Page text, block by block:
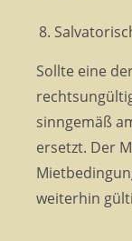
Sollte eine
sinngemäß
ersetzt. Der
weiterhin